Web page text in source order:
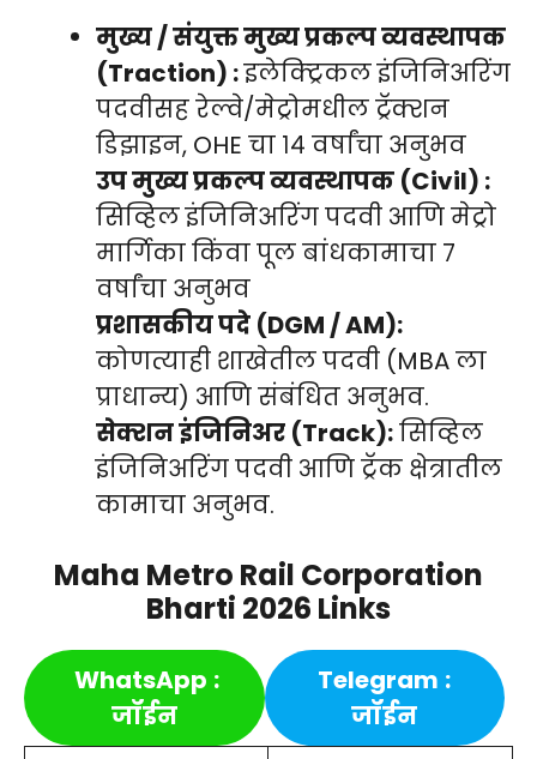
मुख्य / संयुक्त मुख्य प्रकल्प व्यवस्थापक
(Traction) :इलेक्ट्रिकल इंजिनिअरिंग
पदवीसह रेल्वे/मेट्रोमधील ट्रॅक्शन
डिझाइन, OHE चा १४ वर्षांचा अनुभव
उप मुख्य प्रकल्प व्यवस्थापक (Civil) :
सिव्हिल इंजिनिअरिंग पदवी आणि मेट्रो
मार्गिका किंवा पूल बांधकामाचा ७
वर्षांचा अनुभव
प्रशासकीय पदे (DGM / AM):
कोणत्याही शाखेतील पदवी (MBA ला
प्राधान्य) आणि संबंधित अनुभव.
सेक्शन इंजिनिअर (Track):सिव्हिल
इंजिनिअरिंग पदवी आणि ट्रॅक क्षेत्रातील
कामाचा अनुभव.
Maha Metro Rail Corporation
Bharti 2026 Links
WhatsApp :
जॉईन
Telegram :
जॉईन